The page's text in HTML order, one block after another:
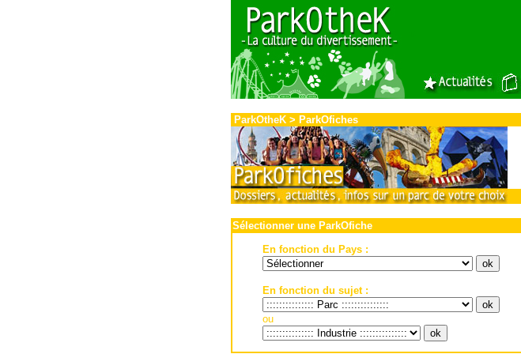
ParkOtheK > ParkOfiches
Sélectionner une ParkOfiche
En fonction du Pays :
En fonction du sujet :
ou